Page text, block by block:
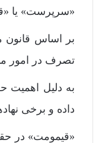
«سرپرست» یا
بر اساس قانون
تصرف در امور
به دلیل اهمیت
داده و برخی
«قیمومت» در